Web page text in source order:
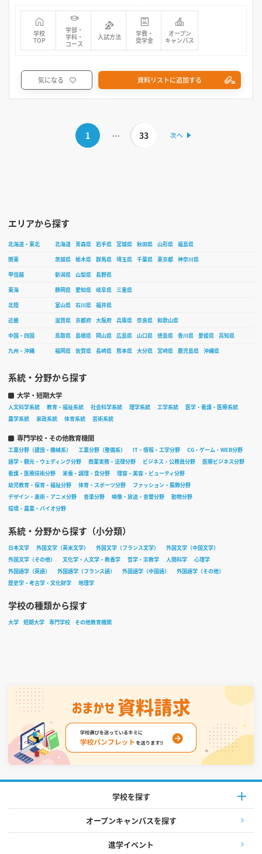
学校
TOP
学部・
学科・
コース
入試方法
学費・
奨学金
オープン
キャンパス
気になる 資料リストに追加する
1 … 33
エリアから探す
北海道・東北 北海道 青森県 岩手県 宮城県 秋田県 山形県
福島県
関東
茨城県 栃木県 群馬県 埼玉県 千葉県 東京都
神奈川県
甲信越
新潟県 山梨県
長野県
東海
静岡県 愛知県 岐阜県
三重県
北陸
富山県 石川県
福井県
近畿
滋賀県 京都府 大阪府 兵庫県 奈良県
和歌山県
中国・四国
鳥取県 島根県 岡山県 広島県 山口県 徳島県 香川県 愛媛県
高知県
九州・沖縄
福岡県 佐賀県 長崎県 熊本県 大分県 宮崎県 鹿児島県 沖縄県
系統・分野から探す
大学・短期大学
人文科学系統 教育・福祉系統 社会科学系統 理学系統 工学系統
医学・看護・医療系統
農学系統
家政系統 体育系統 芸術系統
専門学校・その他教育機関
工業分野（建設・機械系） 工業分野（整備系） IT・情報・工学分野
CG・ゲーム・WEB分野
語学・観光・ウェディング分野
商業実務・法律分野 ビジネス・公務員分野
医療ビジネス分野
看護・医療技術分野
栄養・調理・食分野
理容・美容・ビューティ分野
幼児教育・保育・福祉分野
体育・スポーツ分野
ファッション・服飾分野
デザイン・美術・アニメ分野
音楽分野 映像・放送・音響分野
動物分野
環境・農業・バイオ分野
系統・分野から探す（小分類）
日本文学 外国文学（英米文学） 外国文学（フランス文学）
外国文学（中国文学）
外国文学（その他）
文化学・人文学・教養学 哲学・宗教学 人間科学
心理学
外国語学（英語）
外国語学（フランス語） 外国語学（中国語）
外国語学（その他）
歴史学・考古学・文化財学
地理学
学校の種類から探す
大学 短期大学 専門学校 その他教育機関
学校を探す
オープンキャンパスを探す
進学イベント